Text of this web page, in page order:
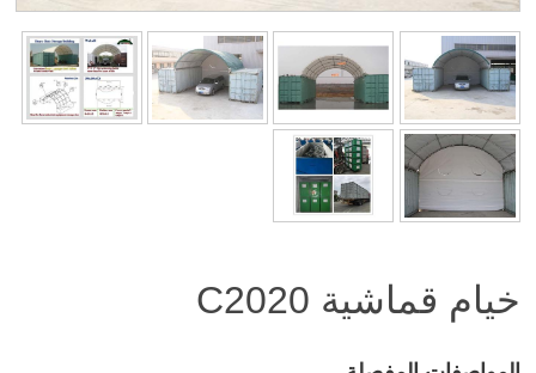
خيام قماشية C2020